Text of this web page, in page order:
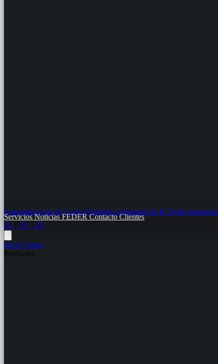
Automatización & Control Robótica Industrial IA & Visión Industrial
ServiciosNoticiasFEDERContactoClientes
ES
EN FR
Inicio Citega
Productos